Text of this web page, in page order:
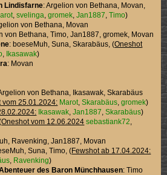
Lindisfarne: Argelion von Bethana, Movan,
,svelinga,gromek,Jan1887,Timo)
von Bethana, Movan
von Bethana, Timo, Jan1887, gromek, Movan
: boeseMuh, Suna, Skarabäus, (Oneshot
, Ikasawak)
: Movan
von Bethana, Ikasawak, Skarabäus
vom 25.01.2024: Marot,Skarabäus,gromek)
Ikasawak,Jan1887,Skarabäus)
Oneshot vom 12.06.2024 sebastiank72,
Ravenking, Jan1887, Movan
Suna, Timo, (Fewshot ab 17.04.2024:
, Ravenking)
des Baron Münchhausen: Timo